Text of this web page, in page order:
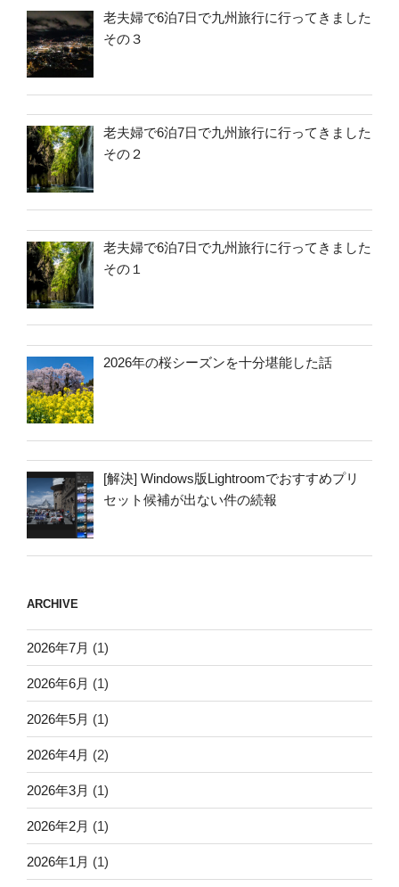
老夫婦で6泊7日で九州旅行に行ってきました
その３
老夫婦で6泊7日で九州旅行に行ってきました
その２
老夫婦で6泊7日で九州旅行に行ってきました
その１
2026年の桜シーズンを十分堪能した話
[解決] Windows版Lightroomでおすすめプリ
セット候補が出ない件の続報
ARCHIVE
2026年7月 (1)
2026年6月 (1)
2026年5月 (1)
2026年4月 (2)
2026年3月 (1)
2026年2月 (1)
2026年1月 (1)